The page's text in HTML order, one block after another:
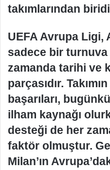
takımlarından
UEFA Avrupa Ligi,
sadece bir turnuva
zamanda tarihi ve
parçasıdır.
başarıları,
ilham kaynağı
desteği de her
faktör olmuştur.
Milan’ın